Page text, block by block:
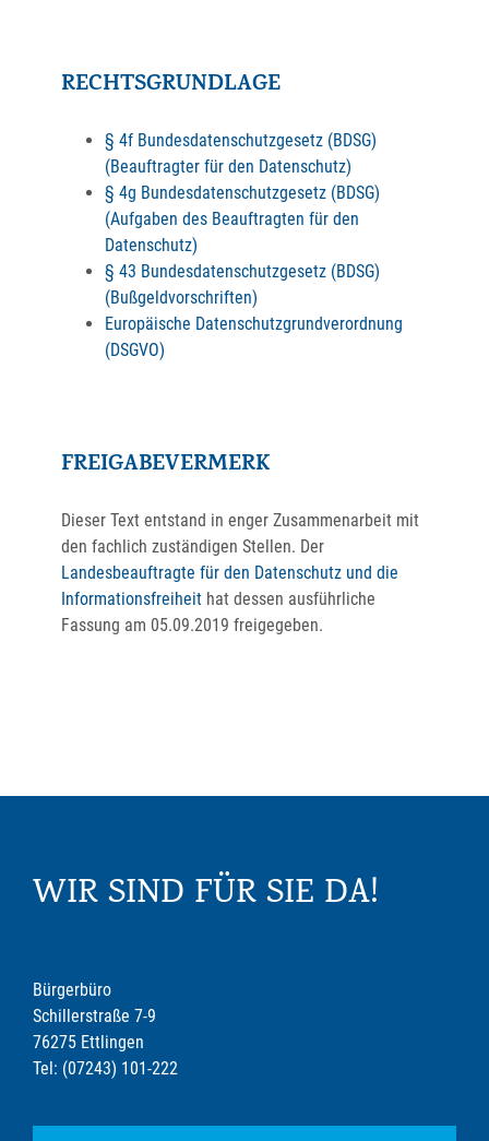
RECHTSGRUNDLAGE
§ 4f Bundesdatenschutzgesetz (BDSG)
(Beauftragter für den Datenschutz)
§ 4g Bundesdatenschutzgesetz (BDSG)
(Aufgaben des Beauftragten für den
Datenschutz)
§ 43 Bundesdatenschutzgesetz (BDSG)
(Bußgeldvorschriften)
Europäische Datenschutzgrundverordnung
(DSGVO)
FREIGABEVERMERK
Dieser Text entstand in enger Zusammenarbeit mit
den fachlich zuständigen Stellen. Der
Landesbeauftragte für den Datenschutz und die
Informationsfreiheit hat dessen ausführliche
Fassung am 05.09.2019 freigegeben.
WIR SIND FÜR SIE DA!
Bürgerbüro
Schillerstraße 7-9
76275 Ettlingen
Tel: (07243) 101-222